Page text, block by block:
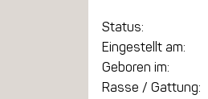
Status:
Eingestellt am:
Geboren im:
Rasse / Gattung: